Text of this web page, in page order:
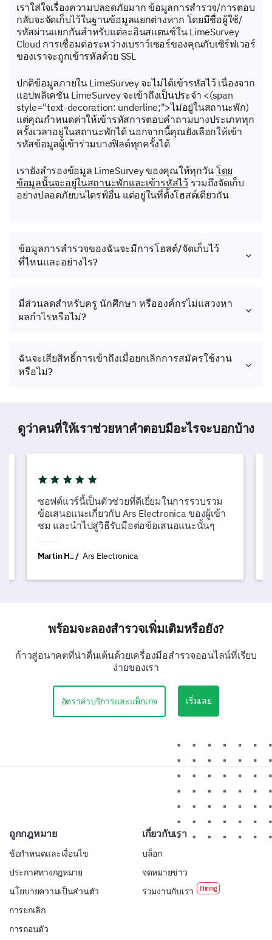
เราใส่ใจเรื่องความปลอดภัยมาก ข้อมูลการสำรวจ/การตอบ
กลับจะจัดเก็บไว้ในฐานข้อมูลแยกต่างหาก โดยมีชื่อผู้ใช้/
รหัสผ่านแยกกันสำหรับแต่ละอินสแตนซ์ใน LimeSurvey
Cloud การเชื่อมต่อระหว่างเบราว์เซอร์ของคุณกับเซิร์ฟเวอร์
ของเราจะถูกเข้ารหัสด้วย SSL
ปกติข้อมูลภายใน LimeSurvey จะไม่ได้เข้ารหัสไว้ เนื่องจาก
แอปพลิเคชัน LimeSurvey จะเข้าถึงเป็นประจำ <(span
style="text-decoration: underline;">ไม่อยู่ในสถานะพัก)
แต่คุณกำหนดค่าให้เข้ารหัสการตอบคำถามบางประเภททุก
ครั้งเวลาอยู่ในสถานะพักได้ นอกจากนี้คุณยังเลือกให้เข้า
รหัสข้อมูลผู้เข้าร่วมบางฟิลด์ทุกครั้งได้
เรายังสำรองข้อมูล LimeSurvey ของคุณให้ทุกวัน โดย
ข้อมูลนั้นจะอยู่ในสถานะพักและเข้ารหัสไว้รวมถึงจัดเก็บ
อย่างปลอดภัยบนไดรฟ์อื่น แต่อยู่ในที่ตั้งโฮสต์เดียวกัน
ข้อมูลการสำรวจของฉันจะมีการโฮสต์/จัดเก็บไว้
ที่ไหนและอย่างไร?
มีส่วนลดสำหรับครู นักศึกษา หรือองค์กรไม่แสวงหา
ผลกำไรหรือไม่?
ฉันจะเสียสิทธิ์การเข้าถึงเมื่อยกเลิกการสมัครใช้งาน
หรือไม่?
ดูว่าคนที่ให้เราช่วยหาคำตอบมีอะไรจะบอกบ้าง
ซอฟต์แวร์นี้เป็นตัวช่วยที่ดีเยี่ยมในการรวบรวม
ข้อเสนอแนะเกี่ยวกับ Ars Electronica ของผู้เข้า
ชม และนำไปสู่วิธีรับมือต่อข้อเสนอแนะนั้นๆ
Martin H.. Ars Electronica
พร้อมจะลองสำรวจเพิ่มเติมหรือยัง?
ก้าวสู่อนาคตที่น่าตื่นเต้นด้วยเครื่องมือสำรวจออนไลน์ที่เรียบ
ง่ายของเรา
อัตราค่าบริการและแพ็กเกจ เริ่มเลย
ถูกกฎหมาย
ข้อกำหนดและเงื่อนไข
ประกาศทางกฎหมาย
นโยบายความเป็นส่วนตัว
การยกเลิก
การถอนตัว
เกี่ยวกับเรา
บล็อก
จดหมายข่าว
ร่วมงานกับเรา